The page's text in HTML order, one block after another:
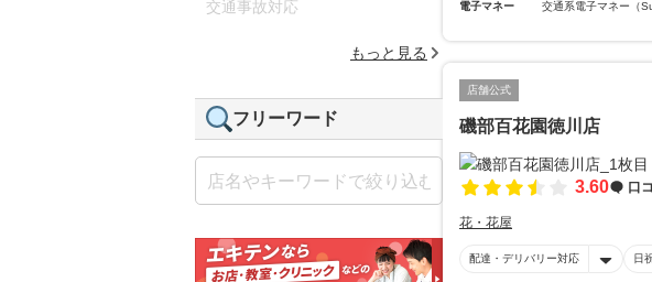
電子マネー 交通系電子マネー（
店舗公式
磯部百花園徳川店
3.60 口
花・花屋
配達・デリバリー対応 日
交通事故対応
もっと見る
フリーワード